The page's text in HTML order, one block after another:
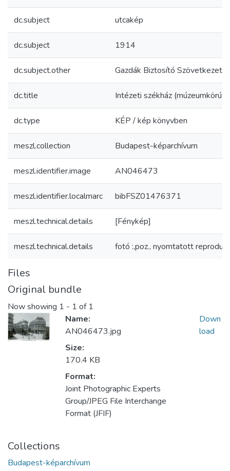
dc.subject utcakép
dc.subject 1914
dc.subject.other Gazdák Biztosító Szövetkezete
dc.title Intézeti székház
dc.type KÉP / kép könyvben
meszl.collection Budapest-képarchívum
meszl.identifier.image AN046473
meszl.identifier.localmarc bibFSZ01476371
meszl.technical.details [Fénykép]
meszl.technical.details fotó :,poz., nyomtatott
Files
Original bundle
Now showing 1 - 1 of 1
Name:
AN046473.jpg
Size:
170.4 KB
Format:
Joint Photographic Experts
Group/JPEG File Interchange
Format (JFIF)
Down
load
Collections
Budapest-képarchívum